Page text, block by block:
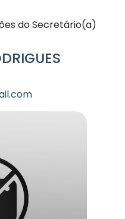
do Secretário(a)